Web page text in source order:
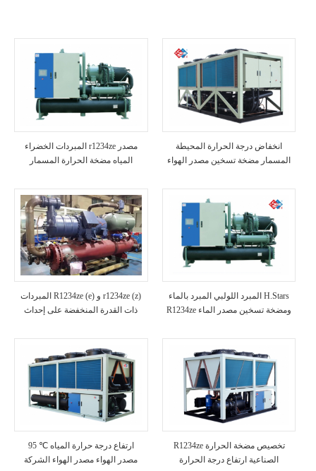
المبردات الخضراء r1234ze مصدر
المياه مضخة الحرارة المسمار
انخفاض درجة الحرارة المحيطة
المسمار مضخة تسخين مصدر الهواء
المبردات R1234ze (e) و r1234ze (z)
ذات القدرة المنخفضة على إحداث
ذات درجة الحرارة العالية
المبرد اللولبي المبرد بالماء H.Stars
R1234ze ومضخة تسخين مصدر الماء
95 ℃ ارتفاع درجة حرارة المياه
مصدر الهواء مصدر الهواء الشركة
R1234ze تخصيص مضخة الحرارة
الصناعية ارتفاع درجة الحرارة